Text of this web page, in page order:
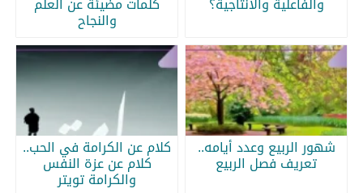
والنجاح
شهور الربيع وعدد أيامه..
تعريف فصل الربيع
كلام عن الكرامة في الحب..
كلام عن عزة النفس
والكرامة تويتر